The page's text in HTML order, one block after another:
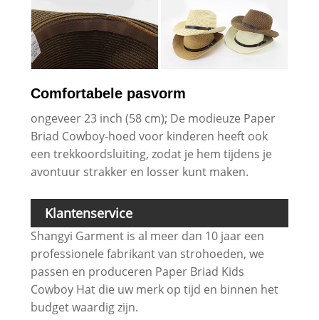
Comfortabele pasvorm
ongeveer 23 inch (58 cm); De modieuze Paper
Briad Cowboy-hoed voor kinderen heeft ook
een trekkoordsluiting, zodat je hem tijdens je
avontuur strakker en losser kunt maken.
Klantenservice
Shangyi Garment is al meer dan 10 jaar een
professionele fabrikant van strohoeden, we
passen en produceren Paper Briad Kids
Cowboy Hat die uw merk op tijd en binnen het
budget waardig zijn.